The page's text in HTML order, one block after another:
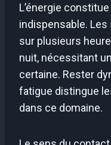
L’énergie
indispensable. Les
sur plusieurs
nuit, nécessitant
certaine. Rester
fatigue distingue
dans ce domaine.